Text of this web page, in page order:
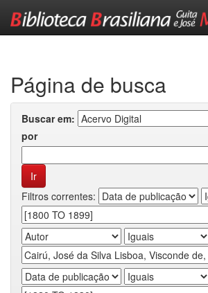
Página de busca
Buscar em:
por
Filtros correntes: